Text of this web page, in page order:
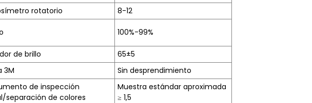
rotatorio 8-12
100%-99%
de brillo
65±5
3M Sin desprendimiento
de inspección
separación de colores
Muestra estándar aproximada
≥ 1,5